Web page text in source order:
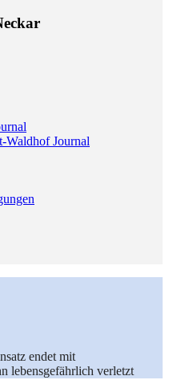
Waldhof Journal
endet mit
lebensgefährlich verletzt